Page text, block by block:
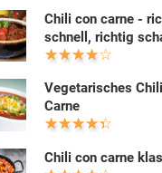
Chili con carne -
schnell, richtig
Vegetarisches
Carne
Chili con carne